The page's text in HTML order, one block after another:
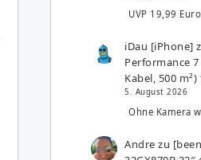
UVP 19,99
iDau [iPhone]
Performance
Kabel, 500
5. August 2026
Ohne Kamera
Andre zu